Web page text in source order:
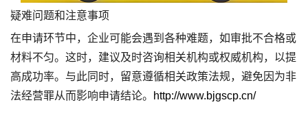
疑难问题和注意事项
在申请环节中，企业可能会遇到各种难题，如审批不合格或
材料不匀。这时，建议及时咨询相关机构或权威机构，以提
高成功率。与此同时，留意遵循相关政策法规，避免因为非
法经营罪从而影响申请结论。
http://www.bjgscp.cn/